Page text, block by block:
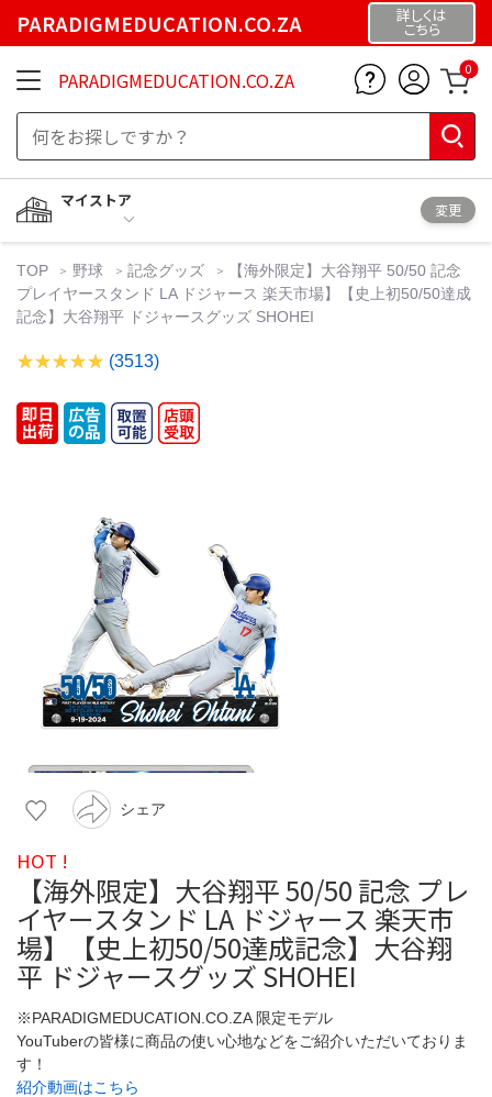
PARADIGMEDUCATION.CO.ZA 詳しくは
こちら
PARADIGMEDUCATION.CO.ZA 0
マイストア
変更
TOP 野球 記念グッズ
【海外限定】大谷翔平 50/50 記念
プレイヤースタンド LA ドジャース 楽天市場】【史上初50/50達成
記念】大谷翔平 ドジャースグッズ SHOHEI
(3513)
シェア
HOT !
【海外限定】大谷翔平 50/50 記念 プレ
イヤースタンド LA ドジャース 楽天市
場】【史上初50/50達成記念】大谷翔
平 ドジャースグッズ SHOHEI
※PARADIGMEDUCATION.CO.ZA 限定モデル
YouTuberの皆様に商品の使い心地などをご紹介いただいておりま
す！
紹介動画はこちら